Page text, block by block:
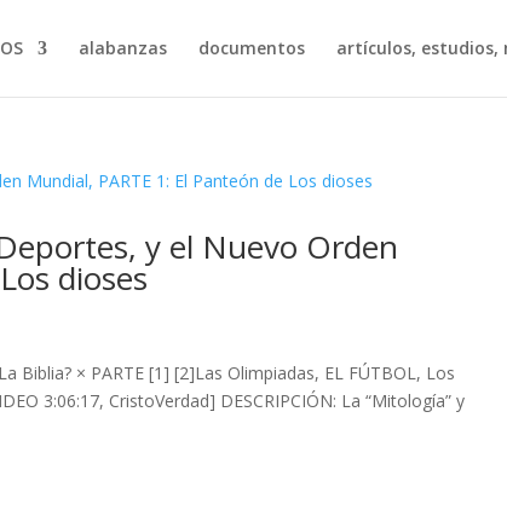
alabanzas documentos artículos, estudios,
y el Nuevo Orden
dioses
Biblia? × PARTE [1] [2]Las Olimpiadas, EL FÚTBOL, Los
3:06:17, CristoVerdad] DESCRIPCIÓN: La “Mitología” y